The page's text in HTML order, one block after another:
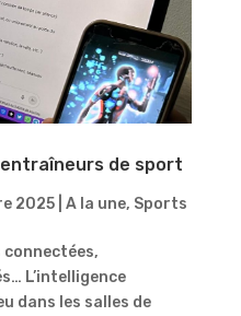
entraîneurs de sport
2025| A la une, Sports
L’intelligence
dans les salles de